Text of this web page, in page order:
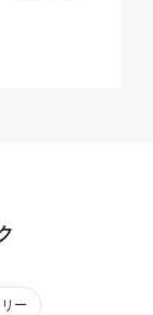
ー